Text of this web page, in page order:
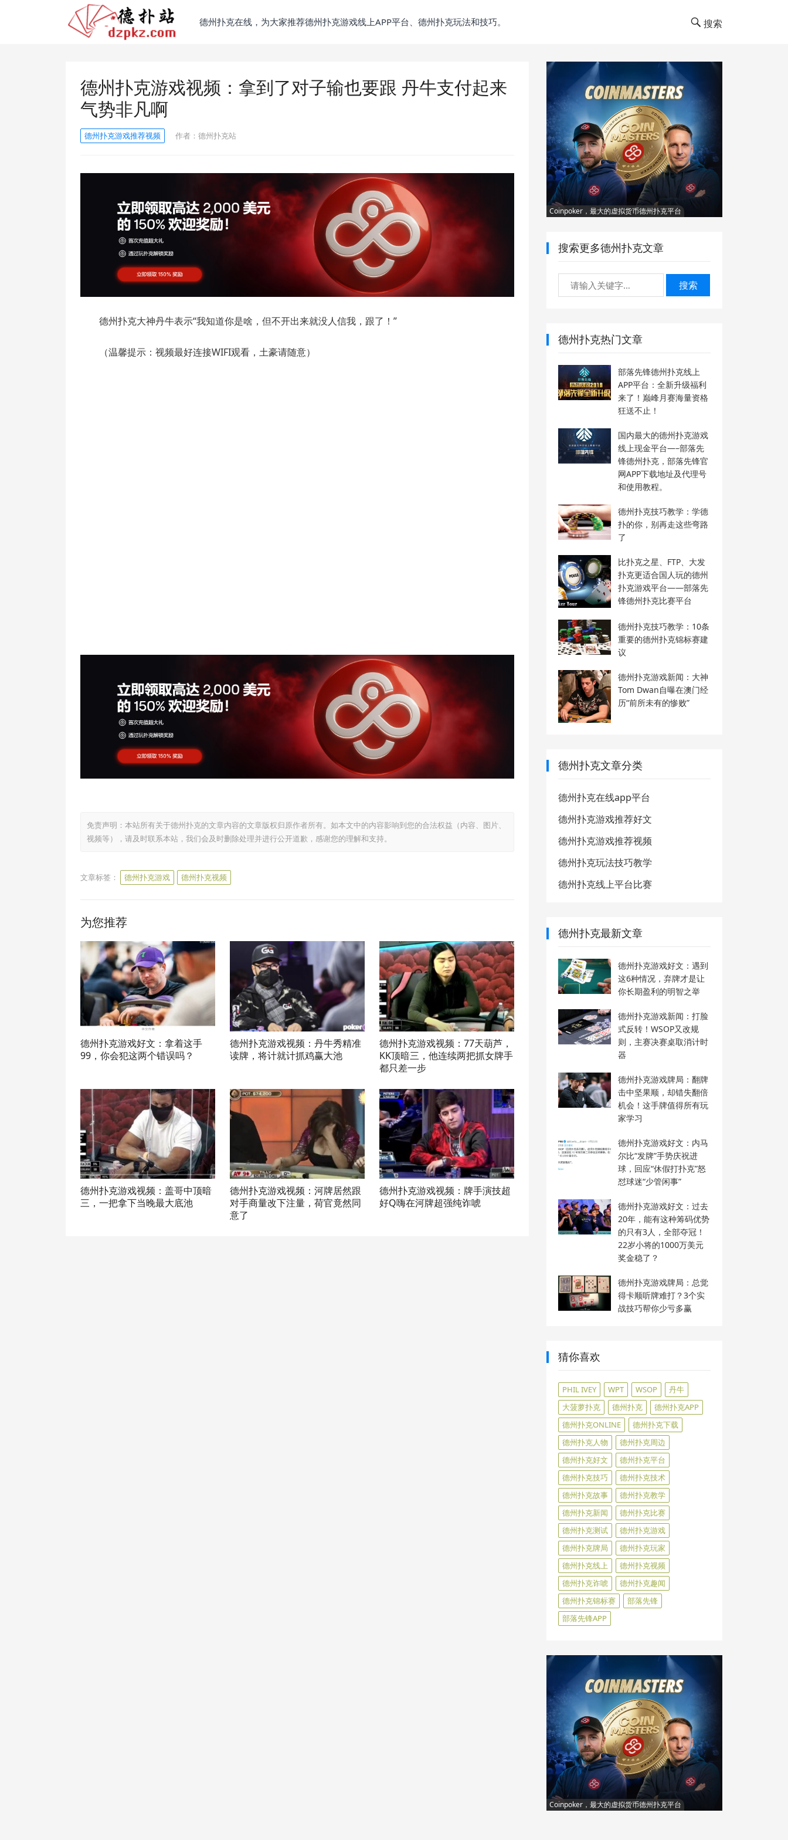
德州扑克在线，为大家推荐德州扑克游戏线上APP平台、德州扑克玩法和技巧。 搜索
德州扑克游戏视频：拿到了对子输也要跟 丹牛支付起来
气势非凡啊
德州扑克游戏推荐视频 作者： 德州扑克站
德州扑克大神丹牛表示“我知道你是啥，但不开出来就没人信我，跟了！”
（温馨提示：视频最好连接WIFI观看，土豪请随意）
免责声明：本站所有关于德州扑克的文章内容的文章版权归原作者所有。如本文中的内容影响到您的合法权益（内容、图片、
视频等），请及时联系本站，我们会及时删除处理并进行公开道歉，感谢您的理解和支持。
文章标签： 德州扑克游戏 德州扑克视频
为您推荐
德州扑克游戏好文：拿着这手
99，你会犯这两个错误吗？
德州扑克游戏视频：丹牛秀精准
读牌，将计就计抓鸡赢大池
德州扑克游戏视频：77天葫芦，
KK顶暗三，他连续两把抓女牌手
都只差一步
德州扑克游戏视频：盖哥中顶暗
三，一把拿下当晚最大底池
德州扑克游戏视频：河牌居然跟
对手商量改下注量，荷官竟然同
意了
德州扑克游戏视频：牌手演技超
好Q嗨在河牌超强纯诈唬
Coinpoker，最大的虚拟货币德州扑克平台
搜索更多德州扑克文章
搜索
德州扑克热门文章
部落先锋德州扑克线上
APP平台：全新升级福利
来了！巅峰月赛海量资格
狂送不止！
国内最大的德州扑克游戏
线上现金平台—–部落先
锋德州扑克，部落先锋官
网APP下载地址及代理号
和使用教程。
德州扑克技巧教学：学德
扑的你，别再走这些弯路
了
比扑克之星、FTP、大发
扑克更适合国人玩的德州
扑克游戏平台——部落先
锋德州扑克比赛平台
德州扑克技巧教学：10条
重要的德州扑克锦标赛建
议
德州扑克游戏新闻：大神
Tom Dwan自曝在澳门经
历“前所未有的惨败”
德州扑克文章分类
德州扑克在线app平台
德州扑克游戏推荐好文
德州扑克游戏推荐视频
德州扑克玩法技巧教学
德州扑克线上平台比赛
德州扑克最新文章
德州扑克游戏好文：遇到
这6种情况，弃牌才是让
你长期盈利的明智之举
德州扑克游戏新闻：打脸
式反转！WSOP又改规
则，主赛决赛桌取消计时
器
德州扑克游戏牌局：翻牌
击中坚果顺，却错失翻倍
机会！这手牌值得所有玩
家学习
德州扑克游戏好文：内马
尔比“发牌”手势庆祝进
球，回应“休假打扑克”怒
怼球迷“少管闲事”
德州扑克游戏好文：过去
20年，能有这种筹码优势
的只有3人，全部夺冠！
22岁小将的1000万美元
奖金稳了？
德州扑克游戏牌局：总觉
得卡顺听牌难打？3个实
战技巧帮你少亏多赢
猜你喜欢
PHIL IVEY WPT WSOP
丹牛
大菠萝扑克
德州扑克
德州扑克APP
德州扑克ONLINE
德州扑克下载
德州扑克人物
德州扑克周边
德州扑克好文
德州扑克平台
德州扑克技巧
德州扑克技术
德州扑克故事
德州扑克教学
德州扑克新闻
德州扑克比赛
德州扑克测试
德州扑克游戏
德州扑克牌局
德州扑克玩家
德州扑克线上
德州扑克视频
德州扑克诈唬
德州扑克趣闻
德州扑克锦标赛
部落先锋
部落先锋APP
Coinpoker，最大的虚拟货币德州扑克平台